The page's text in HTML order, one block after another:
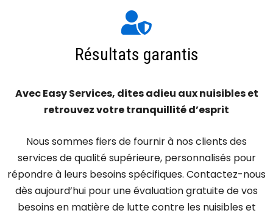
Résultats garantis
Avec Easy Services, dites adieu aux nuisibles et
retrouvez votre tranquillité d’esprit
Nous sommes fiers de fournir à nos clients des
services de qualité supérieure, personnalisés pour
répondre à leurs besoins spécifiques. Contactez-nous
dès aujourd’hui pour une évaluation gratuite de vos
besoins en matière de lutte contre les nuisibles et